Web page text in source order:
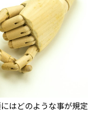
はどのような事が規定